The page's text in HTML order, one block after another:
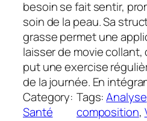
besoin se fait sentir,
soin de la peau. Sa
grasse permet une
laisser de movie collant,
put une exercise
de la journée. En
Category:
Santé
Tags:Analyse
composition,